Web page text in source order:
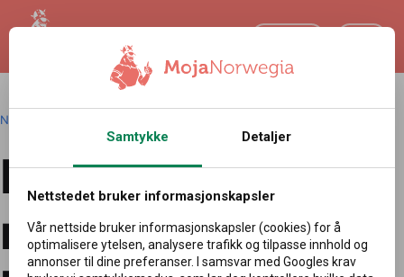
Norsk
Polen er det nye
reisemålet for
Samtykke Detaljer
Nettstedet bruker informasjonskapsler
Vår nettside bruker informasjonskapsler (cookies) for å
optimalisere ytelsen, analysere trafikk og tilpasse innhold og
annonser til dine preferanser. I samsvar med Googles krav